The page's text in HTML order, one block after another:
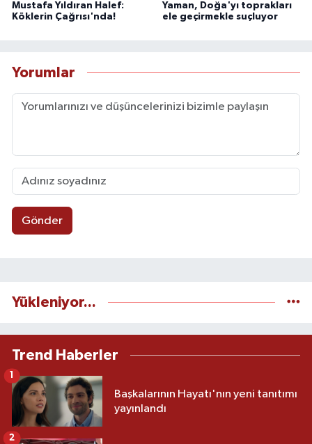
Mustafa Yıldıran Halef:
Köklerin Çağrısı'nda!
Yaman, Doğa'yı toprakları
ele geçirmekle suçluyor
Yorumlar
Gönder
Yükleniyor...
Trend Haberler
Başkalarının Hayatı'nın yeni tanıtımı
yayınlandı
2